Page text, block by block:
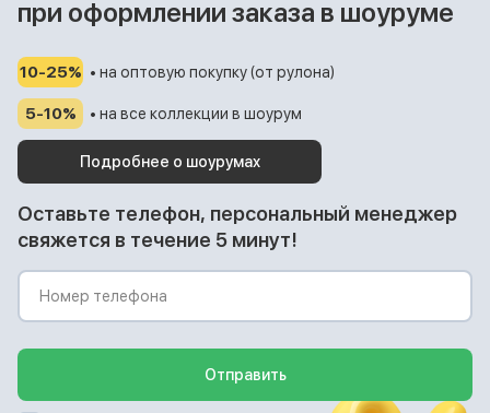
при оформлении заказа в шоуруме
10-25% • на оптовую покупку (от рулона)
5-10% • на все коллекции в шоурум
Подробнее о шоурумах
Оставьте телефон, персональный менеджер
свяжется в течение 5 минут!
Отправить